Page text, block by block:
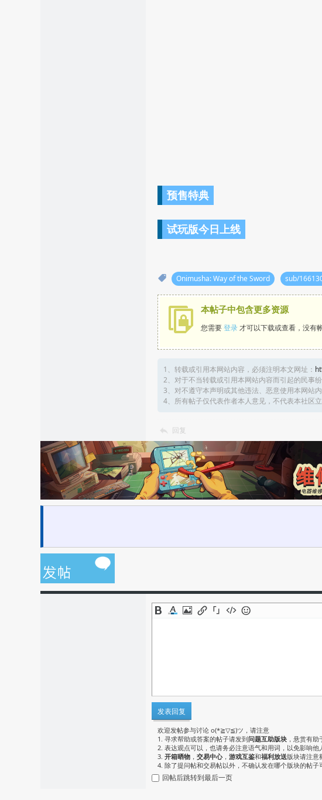
预售特典
试玩版今日上线
Onimusha: Way of the Sword sub/
本帖子中包含更多资源
您需要登录才可以下载或查看，没有
1、转载或引用本网站内容，必须注明本文网址：
2、对于不当转载或引用本网站内容而引起的民事
3、对不遵守本声明或其他违法、恶意使用本网站
4、所有帖子仅代表作者本人意见，不代表本社区
回复
发表回复
欢迎发帖参与讨论 o(*≧▽≦)ツ，请注意
1. 寻求帮助或答案的帖子请发到问题互助版块 ，悬赏有
2. 表达观点可以，也请务必注意语气和用词，以免影响他
3. 开箱晒物 ， 交易中心， 游戏互鉴和福利放送版块请注意
4. 除了提问帖和交易帖以外，不确认发在哪个版块的帖子
回帖后跳转到最后一页